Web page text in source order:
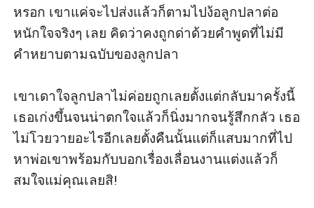
หรอก เขาแค่จะไปส่งแล้วก็ตามไปง้อลูกปลาต่อ
หนักใจจริงๆ เลย คิดว่าคงถูกด่าด้วยคำพูดที่ไม่มี
คำหยาบตามฉบับของลูกปลา
เขาเดาใจลูกปลาไม่ค่อยถูกเลยตั้งแต่กลับมาครั้งนี้
เธอเก่งขึ้นจนน่าตกใจแล้วก็นิ่งมากจนรู้สึกกลัว เธอ
ไม่โวยวายอะไรอีกเลยตั้งคืนนั้นแต่ก็แสบมากที่ไป
หาพ่อเขาพร้อมกับบอกเรื่องเลื่อนงานแต่งแล้วก็
สมใจแม่คุณเลยสิ!